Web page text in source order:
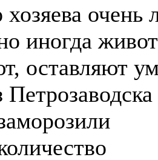
хозяева
иногда
оставляют